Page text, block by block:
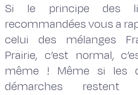
Si le principe des
recommandées vous a
celui des mélanges
Prairie, c’est normal,
même ! Même si les
démarches restent